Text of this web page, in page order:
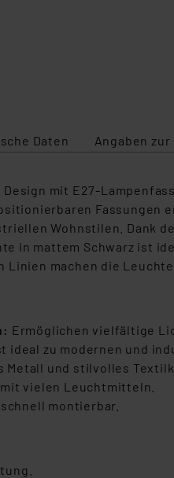
Daten Angaben
mit E27-
Fassungen
Wohnstilen. Dank
in mattem Schwarz ist
machen die
Ermöglichen vielfältige
ideal zu modernen und
Metall und stilvolles
vielen Leuchtmitteln.
montierbar.